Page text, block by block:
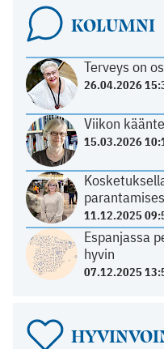
KOLUMNI
Terveys on
26.04.2026
Viikon
15.03.2026
11.12.2025
Espanjassa
hyvin
07.12.2025